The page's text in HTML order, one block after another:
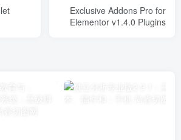
Exclusive Addons Pro for
Elementor v1.4.0 Plugins